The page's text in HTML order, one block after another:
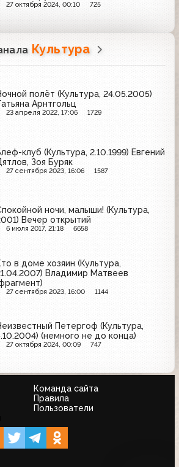
27 октября 2024, 00:10 725
Культура
полёт (Культура, 24.05.2005)
Арнтгольц
23 апреля 2022, 17:06 1729
клуб (Культура, 2.10.1999) Евгений
Зоя Буряк
27 сентября 2023, 16:06 1587
ночи, малыши! (Культура,
Вечер открытий
6 июля 2017, 21:18 6658
в доме хозяин (Культура,
Владимир Матвеев
27 сентября 2023, 16:00 1144
Петергоф (Культура,
(немного не до конца)
27 октября 2024, 00:09 747
Команда сайта
Правила
Пользователи